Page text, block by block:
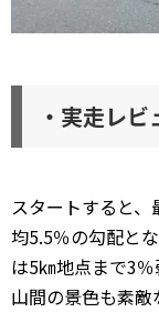
・実走レビ
スタートすると
均5.5％の勾配と
は5㎞地点まで3％
山間の景色も素